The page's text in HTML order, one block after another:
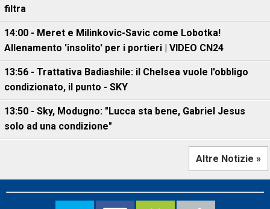
filtra
14:00 - Meret e Milinkovic-Savic come Lobotka!
Allenamento 'insolito' per i portieri | VIDEO CN24
13:56 - Trattativa Badiashile: il Chelsea vuole l'obbligo
condizionato, il punto - SKY
13:50 - Sky, Modugno: "Lucca sta bene, Gabriel Jesus
solo ad una condizione"
Altre Notizie »